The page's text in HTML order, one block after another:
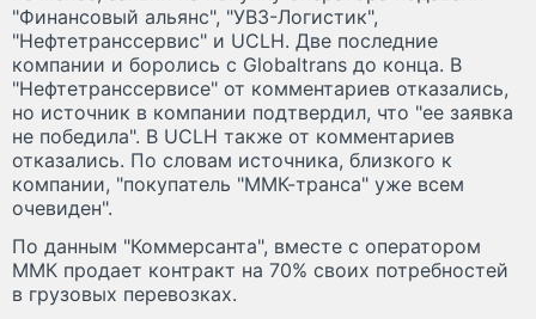
"Финансовый альянс", "УВЗ-Логистик",
"Нефтетранссервис" и UCLH. Две последние
компании и боролись с Globaltrans до конца. В
"Нефтетранссервисе" от комментариев отказались,
но источник в компании подтвердил, что "ее заявка
не победила". В UCLH также от комментариев
отказались. По словам источника, близкого к
компании, "покупатель "ММК-транса" уже всем
очевиден".
По данным "Коммерсанта", вместе с оператором
ММК продает контракт на 70% своих потребностей
в грузовых перевозках.